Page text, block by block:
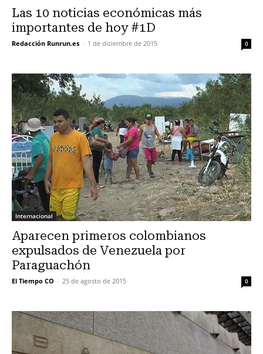
Las 10 noticias económicas más
importantes de hoy #1D
Redacción Runrun.es - 1 de diciembre de 2015 0
Internacional
Aparecen primeros colombianos
expulsados de Venezuela por
Paraguachón
El Tiempo CO - 25 de agosto de 2015 0